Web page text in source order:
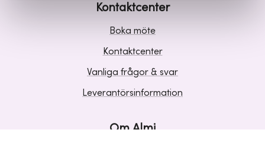
Kontaktcenter
Boka möte
Kontaktcenter
Vanliga frågor & svar
Leverantörsinformation
Om Almi